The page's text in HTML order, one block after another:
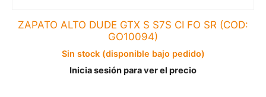
ZAPATO ALTO DUDE GTX S S7S CI FO SR (COD:
GO10094)
Sin stock (disponible bajo pedido)
Inicia sesión para ver el precio